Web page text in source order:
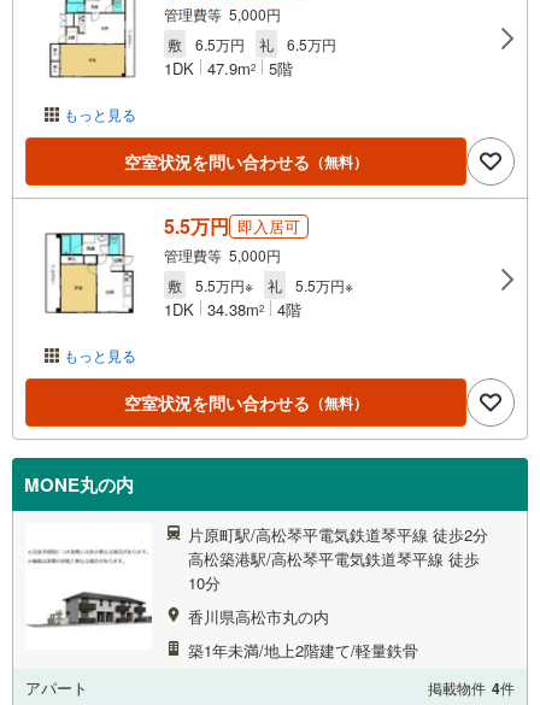
もっと見る
管理費等 5,000円
敷
6.5万円 礼 6.5万円
1DK 47.9m2 5階
空室状況を問い合わせる （無料）
もっと見る
5.5万円 即入居可
管理費等 5,000円
敷
5.5万円※ 礼 5.5万円※
1DK 34.38m2 4階
空室状況を問い合わせる （無料）
MONE丸の内
片原町駅/高松琴平電気鉄道琴平線 徒歩2分
高松築港駅/高松琴平電気鉄道琴平線 徒歩
10分
香川県高松市丸の内
築1年未満/地上2階建て/軽量鉄骨
アパート
掲載物件 4件